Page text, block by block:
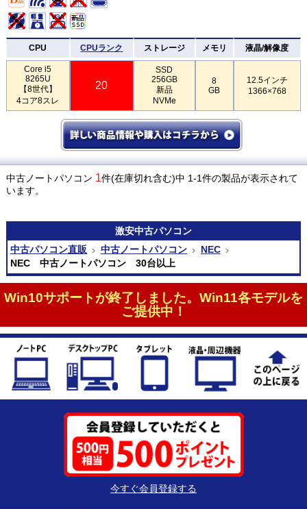
CPU CPUランク ストレージ メモリ 液晶/解像度
Core i5
8265U
【8世代】
4コア8スレ
20
SSD
256GB
新品
NVMe
8
GB
12.5インチ
1366×768
中古ノートパソコン 1件(在庫切れ含む)中 1-1件の製品が表示されて
います。
激安中古パソコン
中古パソコン直販
中古ノートパソコン
NEC
NEC 中古ノートパソコン 30台以上
Win10サポートが終了しました。Win11各モデルを
ご提供中！
今すぐ会員登録する